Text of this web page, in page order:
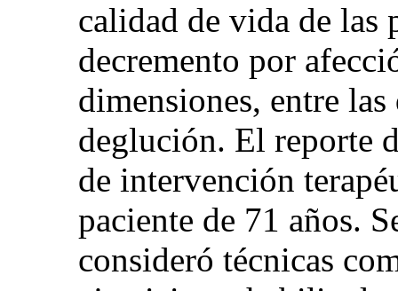
calidad de vida de las
decremento por
dimensiones, entre
deglución. El reporte
de intervención
paciente de 71 años.
consideró técnicas